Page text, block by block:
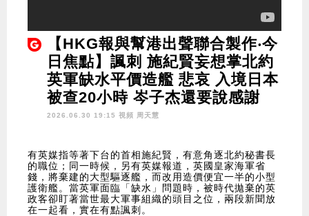
【HKG報與幫港出聲聯合製作‧今
日焦點】諷刺 施紀賢妄想掌北約
英軍缺水平價造艦 悲哀 入境日本
被查20小時 岑子杰還要說感謝
2026.06.30 19:15 視頻 周天慧
有英媒指等著下台的首相施紀賢，有意角逐北約秘書長
的職位；同一時候，另有英媒報道，英國皇家海軍省
錢，將棄建的大型驅逐艦，而改用造價便宜一半的小型
護衛艦。當英軍面臨「缺水」問題時，被時代拋棄的英
政客卻盯著當世最大軍事組織的頭目之位，兩段新聞放
在一起看，實在有點諷刺。